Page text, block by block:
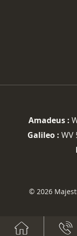
Amadeus :
Galileo : WV
© 2026